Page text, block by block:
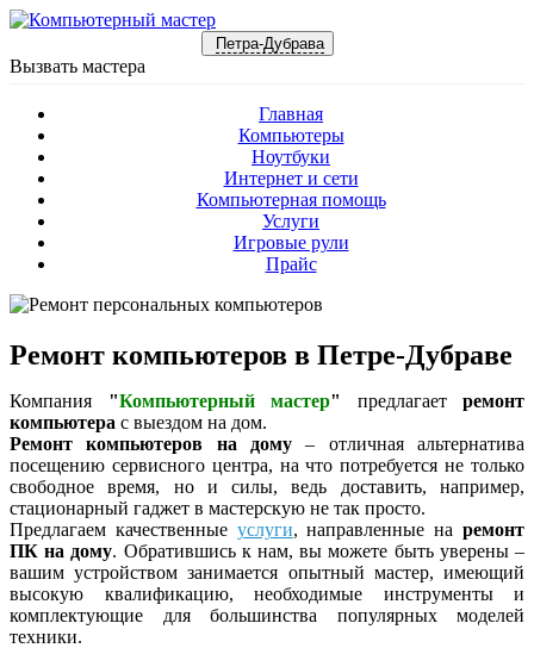
Петра-Дубрава
Вызвать мастера
Главная
Компьютеры
Ноутбуки
Интернет и сети
Компьютерная помощь
Услуги
Игровые рули
Прайс
Ремонт компьютеров в Петре-Дубраве
Компания "Компьютерный мастер" предлагает ремонт
компьютера с выездом на дом.
Ремонт компьютеров на дому – отличная альтернатива
посещению сервисного центра, на что потребуется не только
свободное время, но и силы, ведь доставить, например,
стационарный гаджет в мастерскую не так просто.
Предлагаем качественные услуги, направленные наремонт
ПК на дому. Обратившись к нам, вы можете быть уверены –
вашим устройством занимается опытный мастер, имеющий
высокую квалификацию, необходимые инструменты и
комплектующие для большинства популярных моделей
техники.